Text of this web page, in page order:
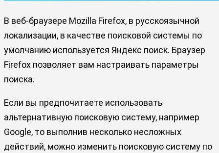
В веб-браузере Mozilla Firefox, в русскоязычной
локализации, в качестве поисковой системы по
умолчанию используется Яндекс поиск. Браузер
Firefox позволяет вам настраивать параметры
поиска.
Если вы предпочитаете использовать
альтернативную поисковую систему, например
Google, то выполнив несколько несложных
действий, можно изменить поисковую систему по